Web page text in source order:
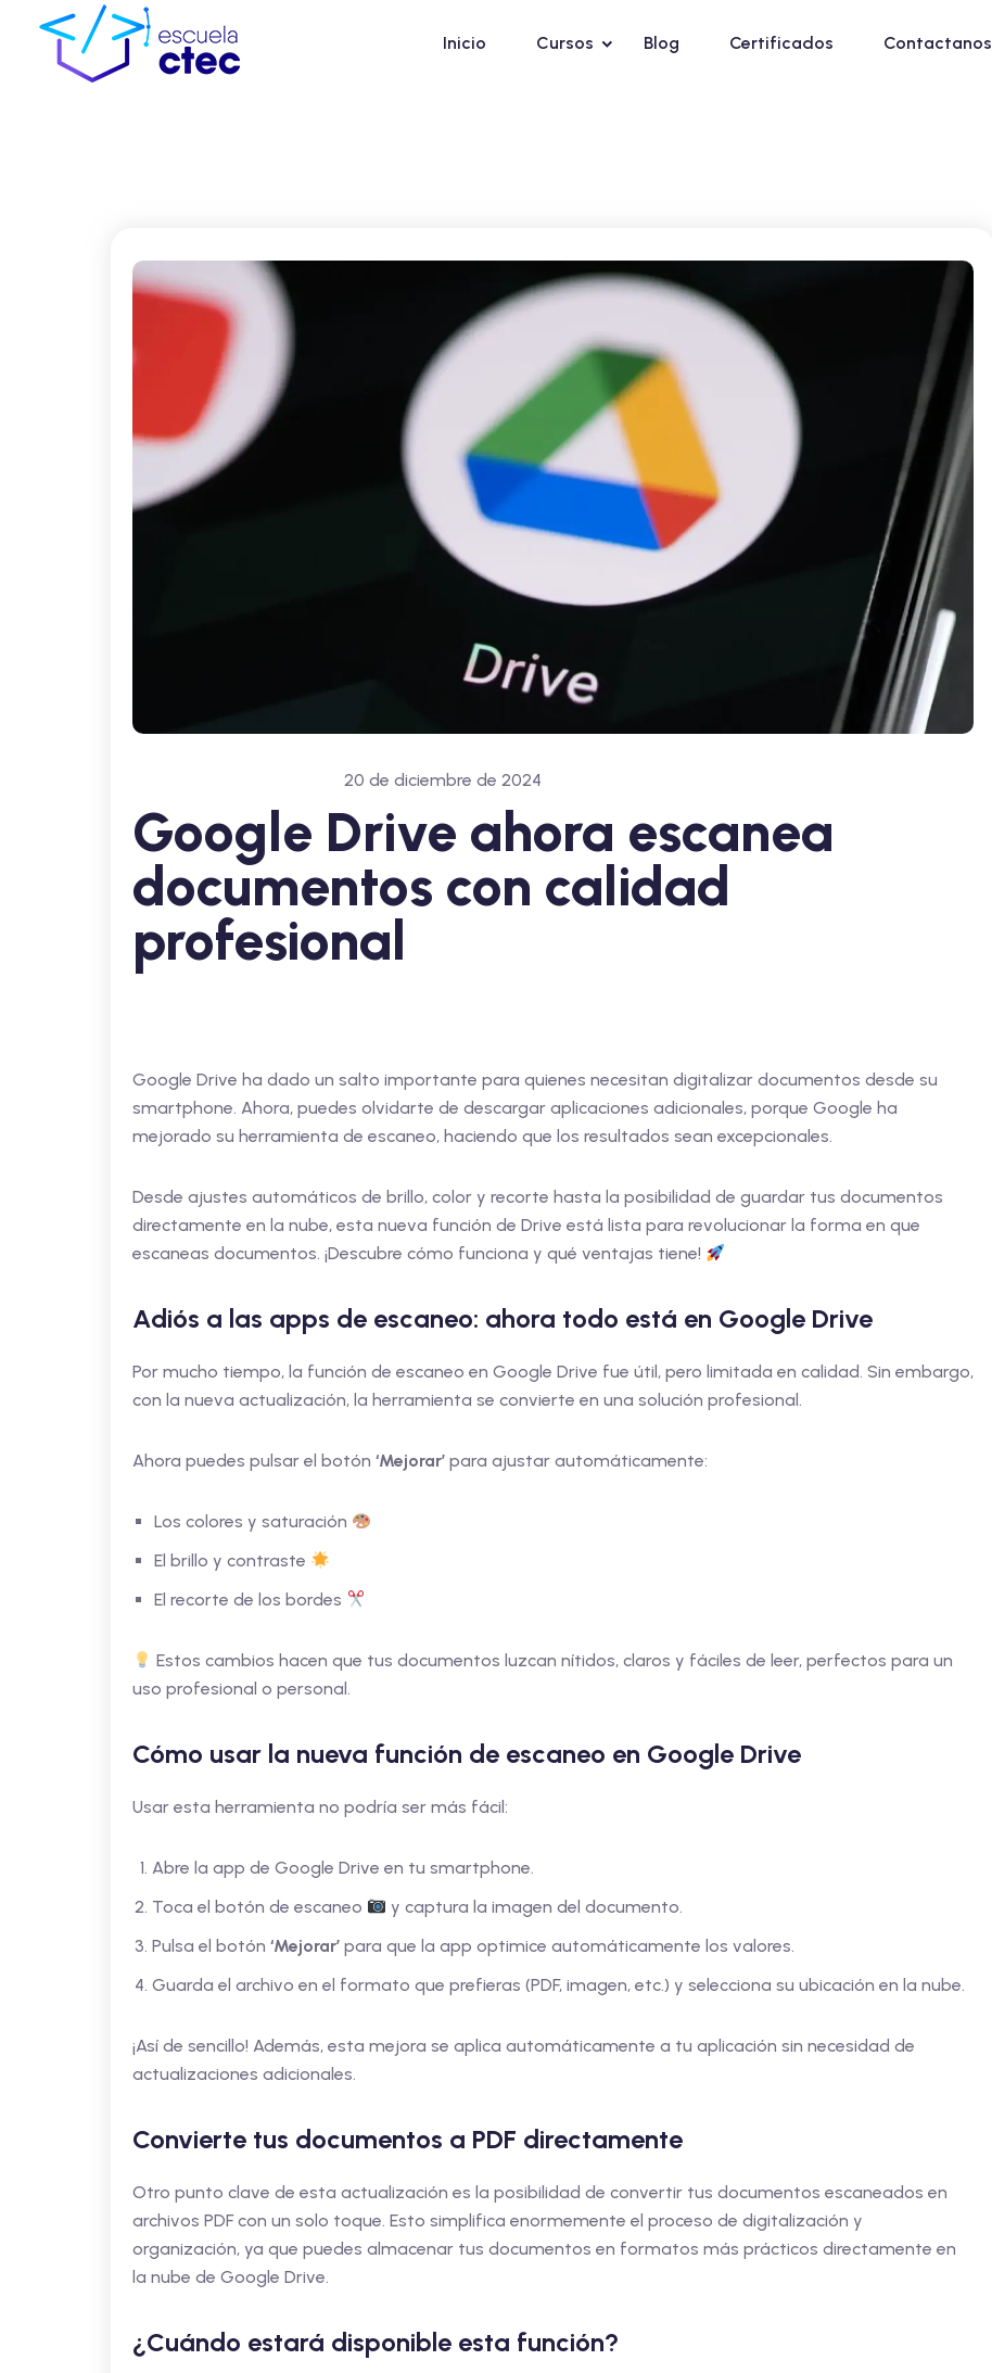
Inicio Cursos Blog Certificados Contactanos
20 de diciembre de 2024
Google Drive ahora escanea
documentos con calidad
profesional
Google Drive ha dado un salto importante para quienes necesitan digitalizar documentos desde su
smartphone. Ahora, puedes olvidarte de descargar aplicaciones adicionales, porque Google ha
mejorado su herramienta de escaneo, haciendo que los resultados sean excepcionales.
Desde ajustes automáticos de brillo, color y recorte hasta la posibilidad de guardar tus documentos
directamente en la nube, esta nueva función de Drive está lista para revolucionar la forma en que
escaneas documentos. ¡Descubre cómo funciona y qué ventajas tiene!
Adiós a las apps de escaneo: ahora todo está en Google Drive
Por mucho tiempo, la función de escaneo en Google Drive fue útil, pero limitada en calidad. Sin embargo,
con la nueva actualización, la herramienta se convierte en una solución profesional.
Ahora puedes pulsar el botón ‘Mejorar’ para ajustar automáticamente:
Los colores y saturación
El brillo y contraste
El recorte de los bordes
Estos cambios hacen que tus documentos luzcan nítidos, claros y fáciles de leer, perfectos para un
uso profesional o personal.
Cómo usar la nueva función de escaneo en Google Drive
Usar esta herramienta no podría ser más fácil:
Abre la app de Google Drive en tu smartphone.
Toca el botón de escaneo
y captura la imagen del documento.
Pulsa el botón ‘Mejorar’ para que la app optimice automáticamente los valores.
Guarda el archivo en el formato que prefieras (PDF, imagen, etc.) y selecciona su ubicación en la nube.
¡Así de sencillo! Además, esta mejora se aplica automáticamente a tu aplicación sin necesidad de
actualizaciones adicionales.
Convierte tus documentos a PDF directamente
Otro punto clave de esta actualización es la posibilidad de convertir tus documentos escaneados en
archivos PDF con un solo toque. Esto simplifica enormemente el proceso de digitalización y
organización, ya que puedes almacenar tus documentos en formatos más prácticos directamente en
la nube de Google Drive.
¿Cuándo estará disponible esta función?